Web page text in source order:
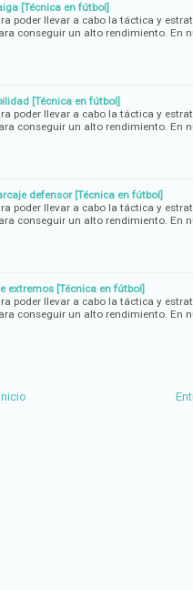
[Técnica en fútbol]
poder llevar a cabo la táctica y
conseguir un alto rendimiento. En
[Técnica en fútbol]
poder llevar a cabo la táctica y
conseguir un alto rendimiento. En
defensor [Técnica en fútbol]
poder llevar a cabo la táctica y
conseguir un alto rendimiento. En
extremos [Técnica en fútbol]
poder llevar a cabo la táctica y
conseguir un alto rendimiento. En